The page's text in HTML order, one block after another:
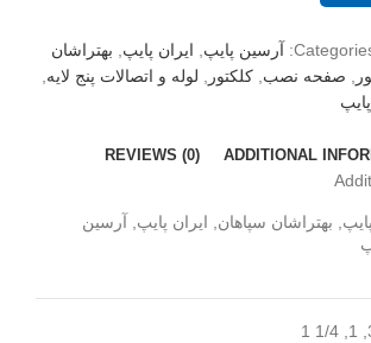
آرسین پایپ ایران پایپ
بهتراشان
صفحه نصب کلکتور لوله و اتصالات پنج لایه
ADDITIONAL
REVIEWS (0)
بهتراشان سپاهان, ایران پایپ, آرسین